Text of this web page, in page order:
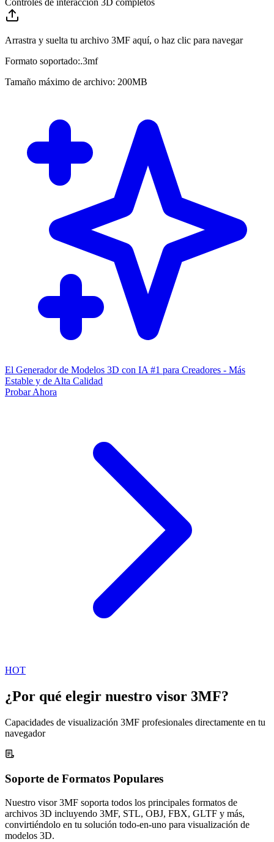
Arrastra y suelta tu archivo 3MF aquí, o haz clic para navegar
Formato soportado:.3mf
Tamaño máximo de archivo: 200MB
El Generador de Modelos 3D con IA #1 para Creadores - Más
Estable y de Alta Calidad
Probar Ahora
HOT
¿Por qué elegir nuestro visor 3MF?
Capacidades de visualización 3MF profesionales directamente en tu
navegador
Soporte de Formatos Populares
Nuestro visor 3MF soporta todos los principales formatos de
archivos 3D incluyendo 3MF, STL, OBJ, FBX, GLTF y más,
convirtiéndolo en tu solución todo-en-uno para visualización de
modelos 3D.